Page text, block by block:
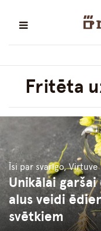
Fritēta
Īsi par svarīgo, Virtuve
Unikālai
alus veidi
svētkiem